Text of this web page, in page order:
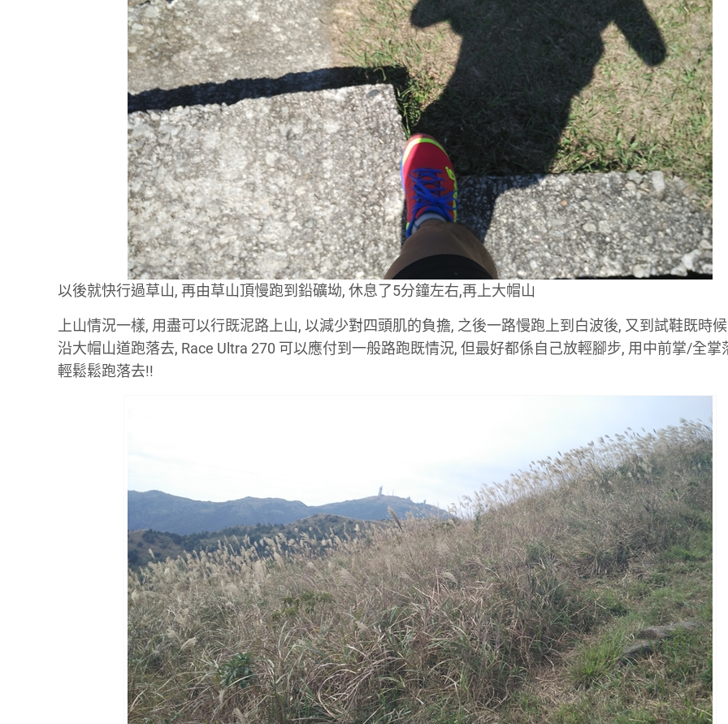
以後就快行過草山, 再由草山頂慢跑到鉛礦坳, 休息了5分鐘左右,再上大帽山
上山情況一樣, 用盡可以行既泥路上山, 以減少對四頭肌的負擔, 之後一路慢跑上到白波後, 又到試鞋既時
沿大帽山道跑落去, Race Ultra 270 可以應付到一般路跑既情況, 但最好都係自己放輕腳步, 用中前掌/全掌
輕鬆鬆跑落去!!